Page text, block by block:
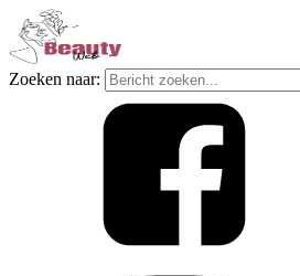
Zoeken naar: